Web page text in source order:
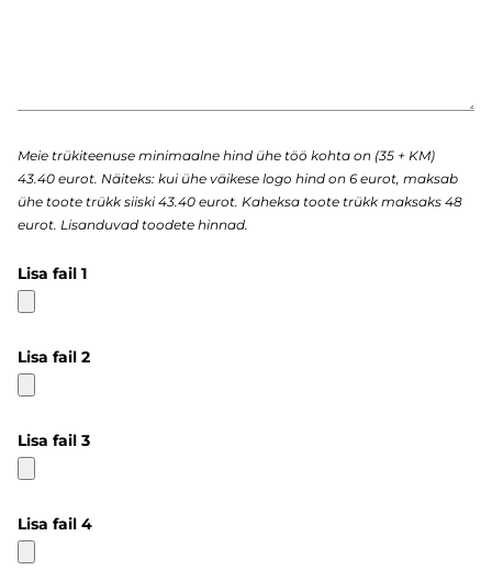
Meie trükiteenuse minimaalne hind ühe töö kohta on (35 + KM)
43.40 eurot. Näiteks: kui ühe väikese logo hind on 6 eurot, maksab
ühe toote trükk siiski 43.40 eurot. Kaheksa toote trükk maksaks 48
eurot. Lisanduvad toodete hinnad.
Lisa fail 1
Lisa fail 2
Lisa fail 3
Lisa fail 4